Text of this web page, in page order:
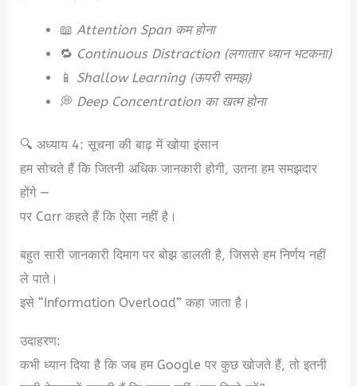
📖 Attention Span कम होना
🔁 Continuous Distraction (लगातार ध्यान भटकना)
📱 Shallow Learning (ऊपरी समझ)
💭 Deep Concentration का खत्म होना
🔍 अध्याय 4: सूचना की बाढ़ में खोया इंसान
हम सोचते हैं कि जितनी अधिक जानकारी होगी, उतना हम समझदार
होंगे —
पर Carr कहते हैं कि ऐसा नहीं है।
बहुत सारी जानकारी दिमाग पर बोझ डालती है, जिससे हम निर्णय नहीं
ले पाते।
इसे “Information Overload” कहा जाता है।
उदाहरण:
कभी ध्यान दिया है कि जब हम Google पर कुछ खोजते हैं, तो इतनी